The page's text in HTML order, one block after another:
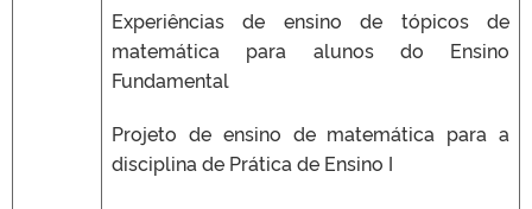
Experiências de ensino de tópicos de
matemática para alunos do Ensino
Fundamental
Projeto de ensino de matemática para a
disciplina de Prática de Ensino I